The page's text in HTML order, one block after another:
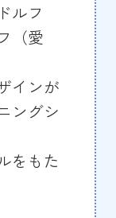
ルフ
（愛
インが
ングシ
をもた